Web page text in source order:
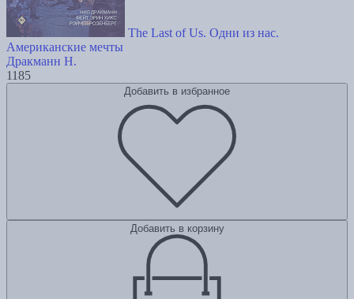
The Last of Us. Одни из нас.
Американские мечты
Дракманн Н.
1185
Добавить в избранное
Добавить в корзину